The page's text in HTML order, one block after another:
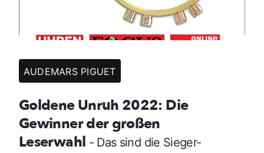
AUDEMARS PIGUET
Goldene Unruh 2022: Die
Gewinner der großen
Leserwahl - Das sind die Sieger-